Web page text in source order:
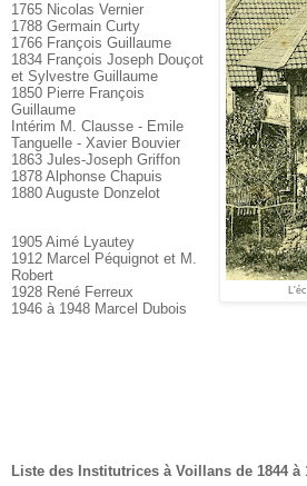
1765 Nicolas Vernier
1788 Germain Curty
1766 François Guillaume
1834 François Joseph Douçot
et Sylvestre Guillaume
1850 Pierre François
Guillaume
Intérim M. Clausse - Emile
Tanguelle - Xavier Bouvier
1863 Jules-Joseph Griffon
1878 Alphonse Chapuis
1880 Auguste Donzelot
1905 Aimé Lyautey
1912 Marcel Péquignot et M.
Robert
1928 René Ferreux
1946 à 1948 Marcel Dubois
Liste des Institutrices à Voillans de 1844 à